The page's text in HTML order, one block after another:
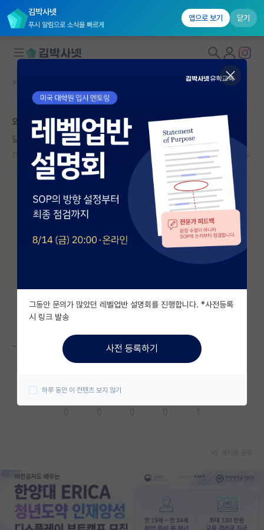
김박사넷
푸시 알림으로 소식을 빠르게
앱으로 보기 닫기
대학원생 모집
국내대학원 정보
연구실&오픈랩
커뮤니티
커뮤니티 홈
전체글보기
베스트 게시판
자유 게시판(아무개랩)
미국 유학 게시판
미국 대학원 합격 후기 게시판
대학원생 모집 게시판
연구실(PI) 홍보 게시판
학부 인턴 게시판
취업 게시판
임용 후기 게시판
커뮤니티 홈
외국인포닥 관련 고민 입니다
달리는 맹자
2024.08.22 11 1860
ㅡ
그동안 문의가 많았던 레벨업반 설명회를 진행합니다. *사전등록
시 링크 발송
사전 등록하기
하루 동안 이 컨텐츠 보지 않기